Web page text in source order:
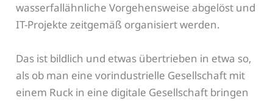
wasserfallähnliche Vorgehensweise abgelöst und
IT-Projekte zeitgemäß organisiert werden.
Das ist bildlich und etwas übertrieben in etwa so,
als ob man eine vorindustrielle Gesellschaft mit
einem Ruck in eine digitale Gesellschaft bringen